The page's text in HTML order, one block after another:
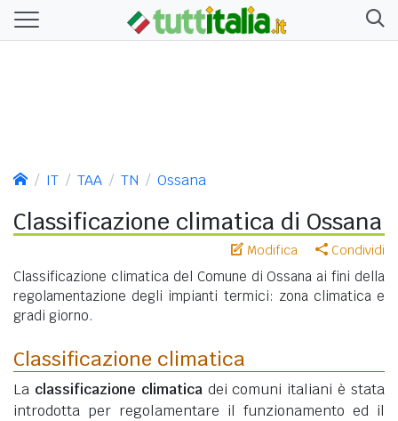
IT TAA TN Ossana
Classificazione climatica di Ossana
Modifica Condividi
Classificazione climatica del Comune di Ossana ai fini della
regolamentazione degli impianti termici: zona climatica e
gradi giorno.
Classificazione climatica
La classificazione climaticadei comuni italiani è stata
introdotta per regolamentare il funzionamento ed il